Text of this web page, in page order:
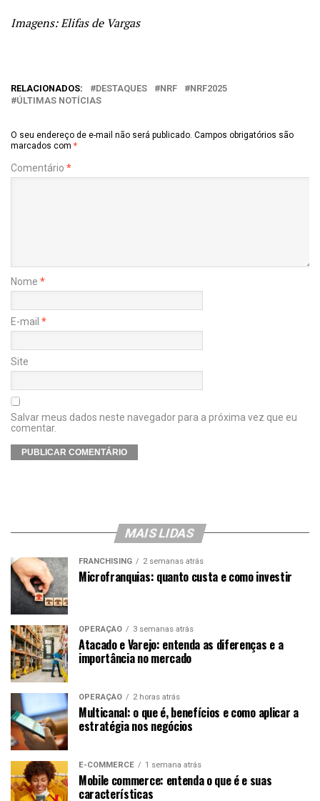
Imagens: Elifas de Vargas
RELACIONADOS: DESTAQUES NRF
NRF2025
ÚLTIMAS NOTÍCIAS
O seu endereço de e-mail não será publicado. Campos obrigatórios são
marcados com *
Comentário *
Nome *
E-mail *
Site
Salvar meus dados neste navegador para a próxima vez que eu
comentar.
MAIS LIDAS
FRANCHISING 2 semanas atrás
Microfranquias: quanto custa e como investir
OPERAÇÃO 3 semanas atrás
Atacado e Varejo: entenda as diferenças e a
importância no mercado
OPERAÇÃO 2 horas atrás
Multicanal: o que é, benefícios e como aplicar a
estratégia nos negócios
E-COMMERCE 1 semana atrás
Mobile commerce: entenda o que é e suas
características